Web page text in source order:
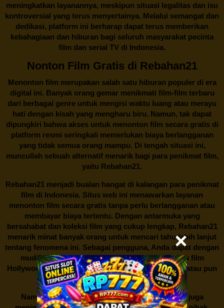
meningkatkan layanannya, meskipun situasi legalitas dan isu
kontroversial yang terus menyertainya. Melalui semangat dan
dedikasi, platform ini berharap dapat terus memberikan
kebahagiaan dan hiburan bagi seluruh masyarakat pecinta
film dan serial TV di Indonesia.
Nonton Film Gratis di Rebahan21
Menonton film merupakan salah satu hiburan populer di era
digital ini. Banyak orang gemar menikmati film-film terbaru
dari berbagai genre untuk mengisi waktu luang atau merayu
hati dengan kisah yang mengharu biru. Namun, tak dapat
dipungkiri bahwa akses untuk menonton film secara gratis di
platform resmi seringkali memerlukan biaya berlangganan
yang tidak semua orang mampu. Di tengah situasi ini,
muncullah sebuah alternatif menarik bagi para penikmat film,
yaitu Rebahan21.
Rebahan21menjadi bualan hangat di kalangan para penikmat
film di Indonesia. Situs web ini menawarkan layanan
menonton film secara gratis tanpa perlu berlangganan atau
membayar biaya tertentu. Dengan antarmuka yang
bersahabat dan koleksi film yang cukup lengkap, Rebahan21
menarik minat banyak orang untuk mencari tahu lebih lanjut
tentang fenomena ini. Sebagai pengguna, Anda dapat dengan
mudah mencari film yang ingin ditonton, baik itu film
Hollywood terbaru, drama Korea yang sedang hits, atau pun
produksi film lokal dengan kualitas terbaik.
Namun, seperti halnya cerita manis,Rebahan21juga